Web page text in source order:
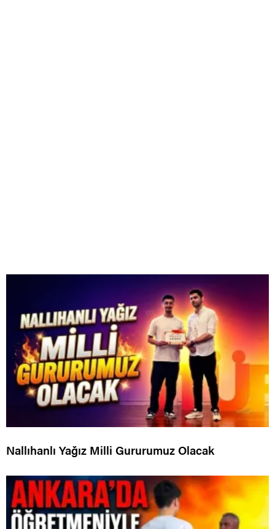
Nallıhanlı Yağız Milli Gururumuz Olacak